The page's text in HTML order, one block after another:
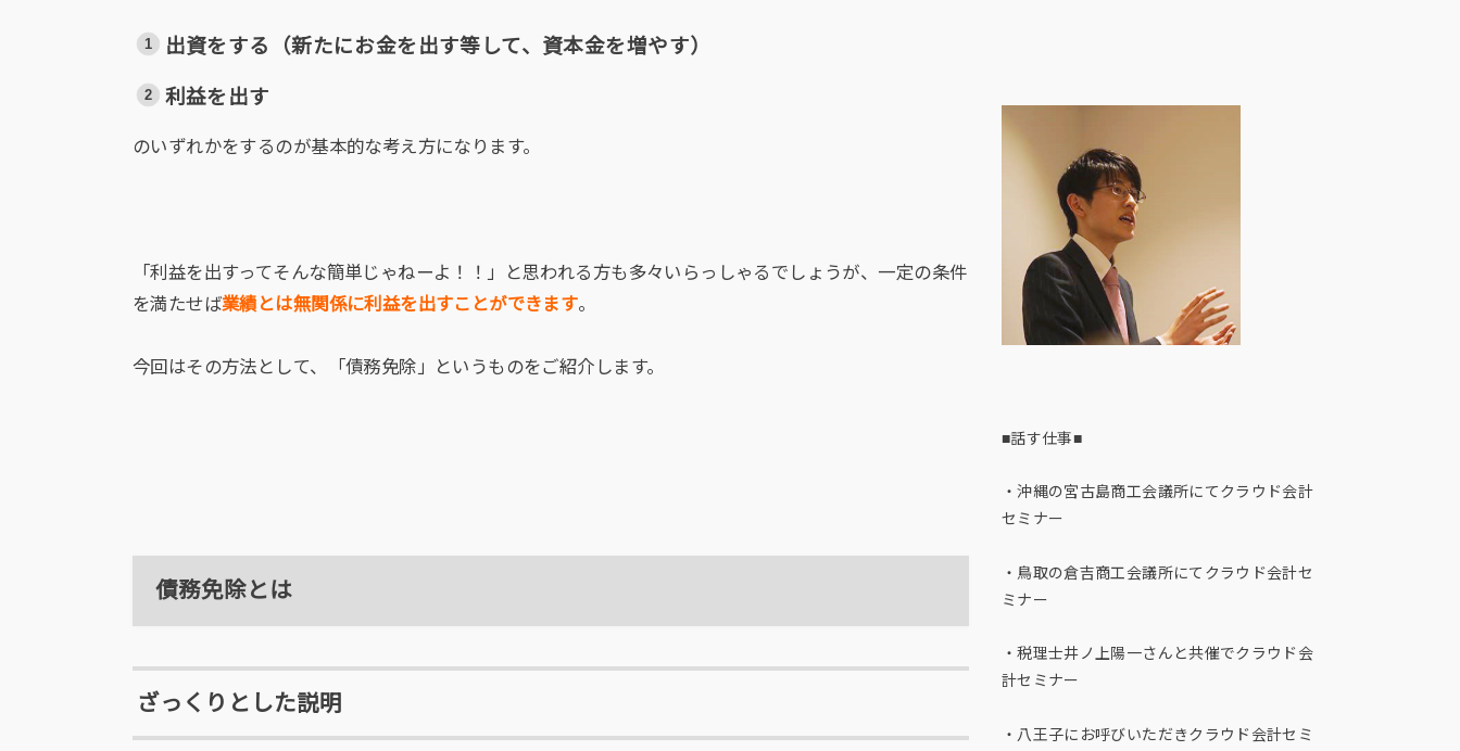
出資をする（新たにお金を出す等して、資本金を増やす）
利益を出す
のいずれかをするのが基本的な考え方になります。
「利益を出すってそんな簡単じゃねーよ！！」と思われる方も多々いらっしゃるでしょうが、一定の条件
を満たせば業績とは無関係に利益を出すことができます。
今回はその方法として、「債務免除」というものをご紹介します。
債務免除とは
ざっくりとした説明
■話す仕事■
・沖縄の宮古島商工会議所にてクラウド会計
セミナー
・鳥取の倉吉商工会議所にてクラウド会計セ
ミナー
・税理士井ノ上陽一さんと共催でクラウド会
計セミナー
・八王子にお呼びいただきクラウド会計セミ